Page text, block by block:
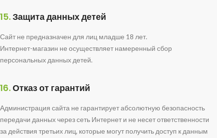
15.Защита данных детей
Сайт не предназначен для лиц младше 18 лет.
Интернет-магазин не осуществляет намеренный сбор
персональных данных детей.
16.Отказ от гарантий
Администрация сайта не гарантирует абсолютную безопасность
передачи данных через сеть Интернет и не несет ответственности
за действия третьих лиц, которые могут получить доступ к данным